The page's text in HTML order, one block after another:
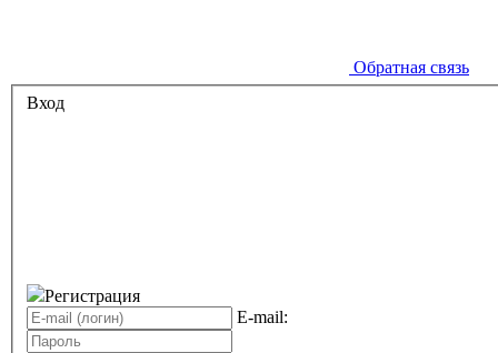
Обратная связь
Вход
Регистрация
E-mail: